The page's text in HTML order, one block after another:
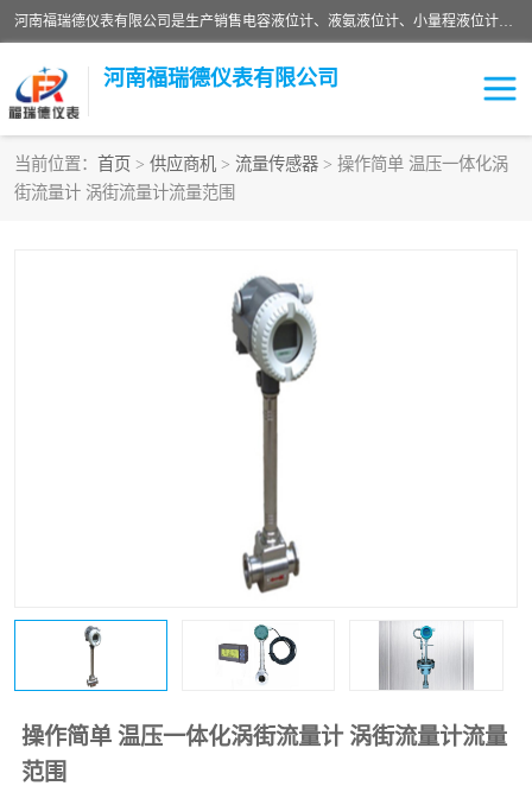
河南福瑞德仪表有限公司是生产销售电容液位计、液氨液位计、小量程液位计定制、智能锅炉水位计、液氮液位计等；并在产品开发、研制的过程中，吸取国内外仪器仪表的技术精华，建立了一支高、精、尖的科研开发队伍，使产品性能不断升级。
河南福瑞德仪表有限公司
当前位置： 首页 > 供应商机 > 流量传感器 > 操作简单 温压一体化涡
街流量计 涡街流量计流量范围
操作简单 温压一体化涡街流量计 涡街流量计流量
范围
液位计
液氮液位计
液位计传感器定制
锅炉水位计
流量仪表